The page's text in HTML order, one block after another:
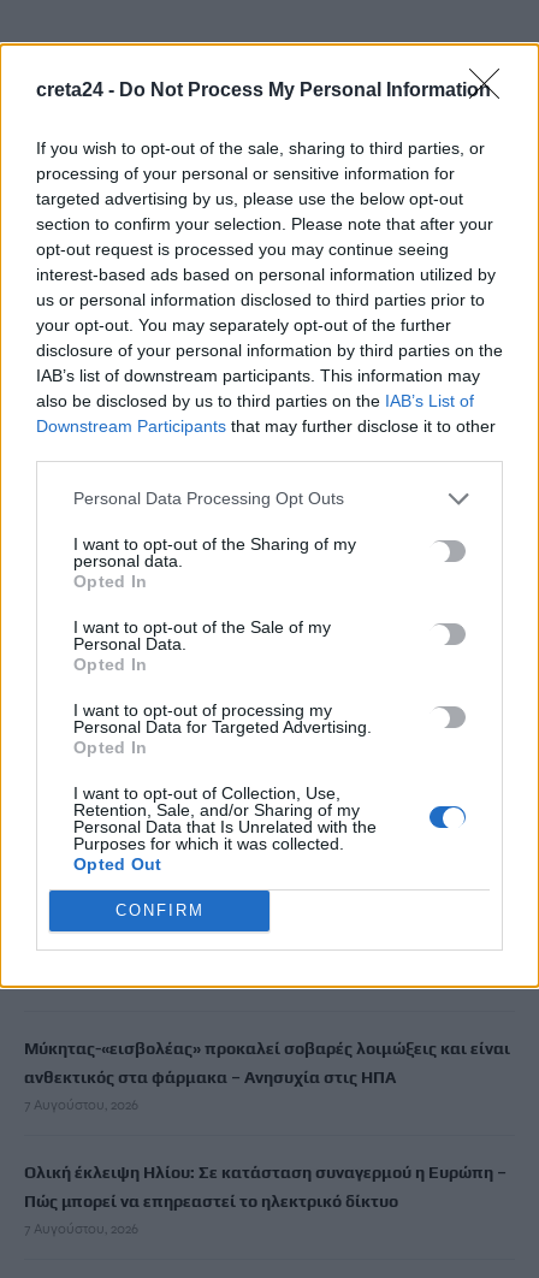
creta24 - Do Not Process My Personal Information
If you wish to opt-out of the sale, sharing to third parties, or
processing of your personal or sensitive information for
targeted advertising by us, please use the below opt-out
section to confirm your selection. Please note that after your
opt-out request is processed you may continue seeing
interest-based ads based on personal information utilized by
us or personal information disclosed to third parties prior to
your opt-out. You may separately opt-out of the further
disclosure of your personal information by third parties on the
IAB’s list of downstream participants. This information may
also be disclosed by us to third parties on the IAB’s List of
Downstream Participants that may further disclose it to other
Personal Data Processing Opt Outs
I want to opt-out of the Sharing of my
personal data.
Opted In
I want to opt-out of the Sale of my
Personal Data.
Opted In
I want to opt-out of processing my
Personal Data for Targeted Advertising.
Opted In
I want to opt-out of Collection, Use,
Retention, Sale, and/or Sharing of my
Personal Data that Is Unrelated with the
Purposes for which it was collected.
Opted Out
CONFIRM
«δράστη» ένα παιδί
10 Μαΐου, 2026
ΕΠΌΜΕΝΟ
Πακιστάν: Τουλάχιστον 12
αστυνομικοί νεκροί από έκρηξη
παγιδευμένου αυτοκινήτου
10 Μαΐου, 2026
Μην χάνεις είδηση. Βάλε τοCRETA24στην
Google
ΡΟΗ ΕΙΔΗΣΕΩΝ
Επτά στα 10 κτήρια κρίθηκαν μη κατοικήσιμα ή επικίνδυνα
μετά τις αυτοψίες στη Δυτ. Αττική
7 Αυγούστου, 2026
Στον «πάγο» η μελέτη πυροπροστασίας του Φοινικόδασους
του Πρέβελη
7 Αυγούστου, 2026
συμφωνία αμυντικής συνεργασίας
Μύκητας-«εισβολέας» προκαλεί σοβαρές λοιμώξεις και είναι
ανθεκτικός στα φάρμακα – Ανησυχία στις ΗΠΑ
7 Αυγούστου, 2026
Ολική έκλειψη Ηλίου: Σε κατάσταση συναγερμού η Ευρώπη –
Πώς μπορεί να επηρεαστεί το ηλεκτρικό δίκτυο
7 Αυγούστου, 2026